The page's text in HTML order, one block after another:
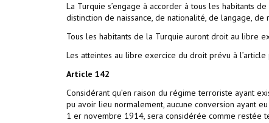
La Turquie s’engage à accorder à tous les habitants
distinction de naissance, de nationalité, de langage,
Tous les habitants de la Turquie auront droit au libre
Les atteintes au libre exercice du droit prévu à
Article 142
Considérant qu’en raison du régime terroriste ayant
pu avoir lieu normalement, aucune conversion ayant
1 er novembre 1914, sera considérée comme restée